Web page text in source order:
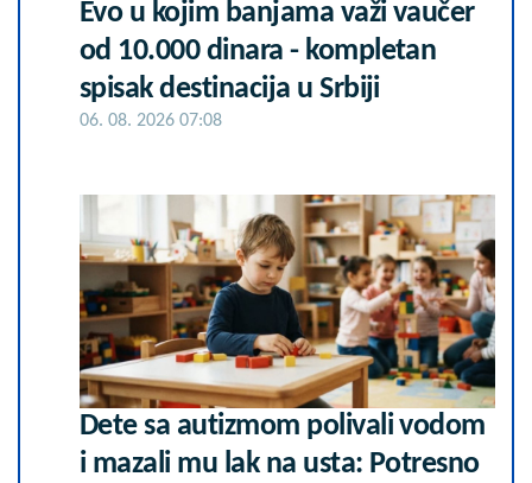
Evo u kojim banjama važi vaučer
od 10.000 dinara - kompletan
spisak destinacija u Srbiji
06. 08. 2026 07:08
Dete sa autizmom polivali vodom
i mazali mu lak na usta: Potresno